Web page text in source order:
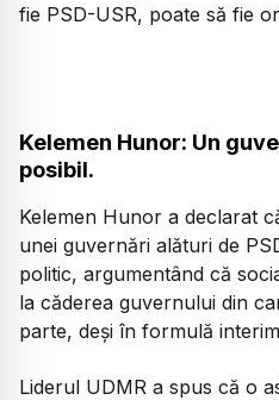
fie PSD-USR, poate să fie
Kelemen Hunor: Un
posibil.
Kelemen Hunor a declarat
unei guvernări alături de
politic, argumentând că
la căderea guvernului din
parte, deși în formulă
Liderul UDMR a spus că o